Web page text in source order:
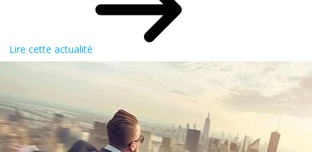
Lire cette actualité